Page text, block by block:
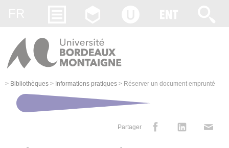
> Bibliothèques > Informations pratiques > Réserver un document emprunté
Partager